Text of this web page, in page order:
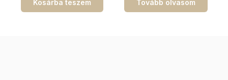
Kosárba teszem Tovább olvasom